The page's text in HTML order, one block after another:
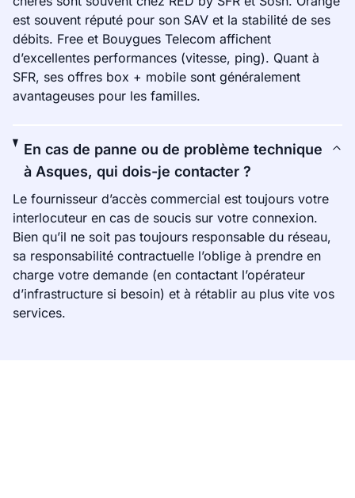
est souvent réputé pour son SAV et la stabilité de ses
débits. Free et Bouygues Telecom affichent
d’excellentes performances (vitesse, ping). Quant à
SFR, ses offres box + mobile sont généralement
avantageuses pour les familles.
En cas de panne ou de problème technique
à Asques, qui dois-je contacter ?
Le fournisseur d’accès commercial est toujours votre
interlocuteur en cas de soucis sur votre connexion.
Bien qu’il ne soit pas toujours responsable du réseau,
sa responsabilité contractuelle l’oblige à prendre en
charge votre demande (en contactant l’opérateur
d’infrastructure si besoin) et à rétablir au plus vite vos
services.